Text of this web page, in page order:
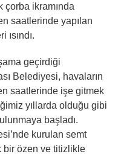
çorba ikramında
saatlerinde yapılan
ısındı.
geçirdiği
Belediyesi, havaların
saatlerinde işe gitmek
yıllarda olduğu gibi
başladı.
kurulan semt
bir özen ve titizlikle